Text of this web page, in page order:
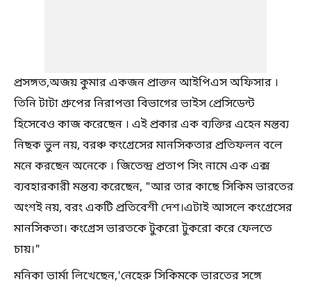
প্রসঙ্গত,অজয় ​​কুমার একজন প্রাক্তন আইপিএস অফিসার ।
তিনি টাটা গ্রুপের নিরাপত্তা বিভাগের ভাইস প্রেসিডেন্ট
হিসেবেও কাজ করেছেন । এই প্রকার এক ব্যক্তির এহেন মন্তব্য
নিছক ভুল নয়, বরঞ্চ কংগ্রেসের মানসিকতার প্রতিফলন বলে
মনে করছেন অনেকে । জিতেন্দ্র প্রতাপ সিং নামে এক এক্স
ব্যবহারকারী মন্তব্য করেছেন, "আর তার কাছে সিকিম ভারতের
অংশই নয়, বরং একটি প্রতিবেশী দেশ।এটাই আসলে কংগ্রেসের
মানসিকতা। কংগ্রেস ভারতকে টুকরো টুকরো করে ফেলতে
চায়।"
মনিকা ভার্মা লিখেছেন,'নেহেরু সিকিমকে ভারতের সঙ্গে